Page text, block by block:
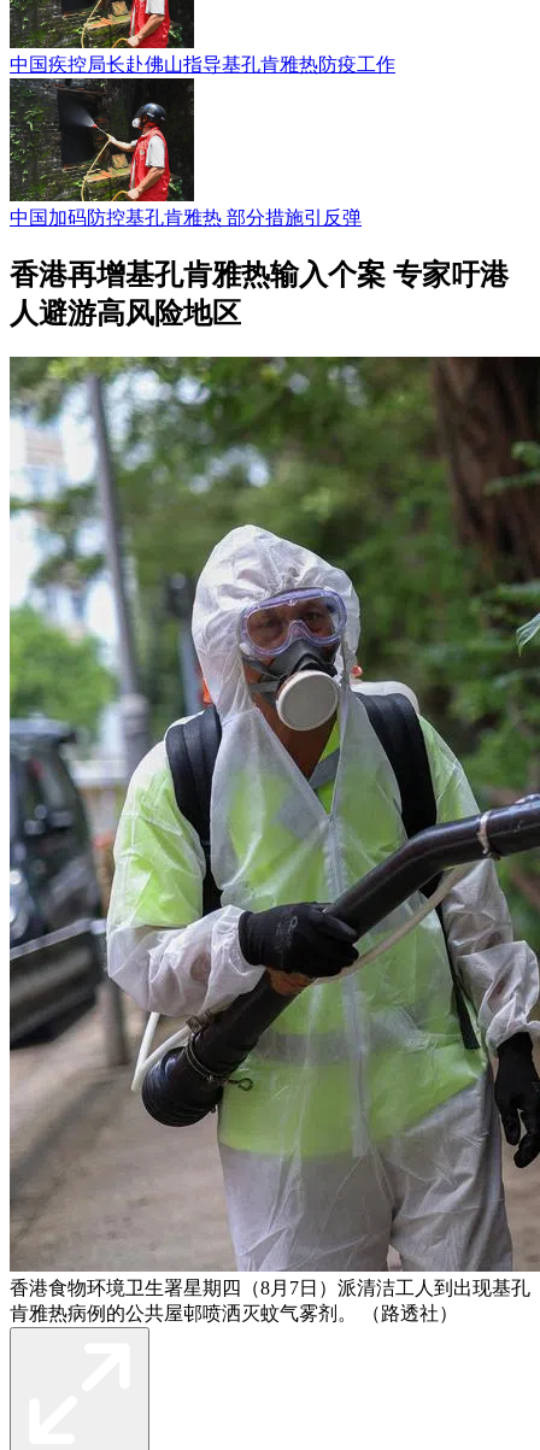
中国疾控局长赴佛山指导基孔肯雅热防疫工作
中国加码防控基孔肯雅热 部分措施引反弹
香港再增基孔肯雅热输入个案 专家吁港
人避游高风险地区
香港食物环境卫生署星期四（8月7日）派清洁工人到出现基孔
肯雅热病例的公共屋邨喷洒灭蚊气雾剂。 （路透社）